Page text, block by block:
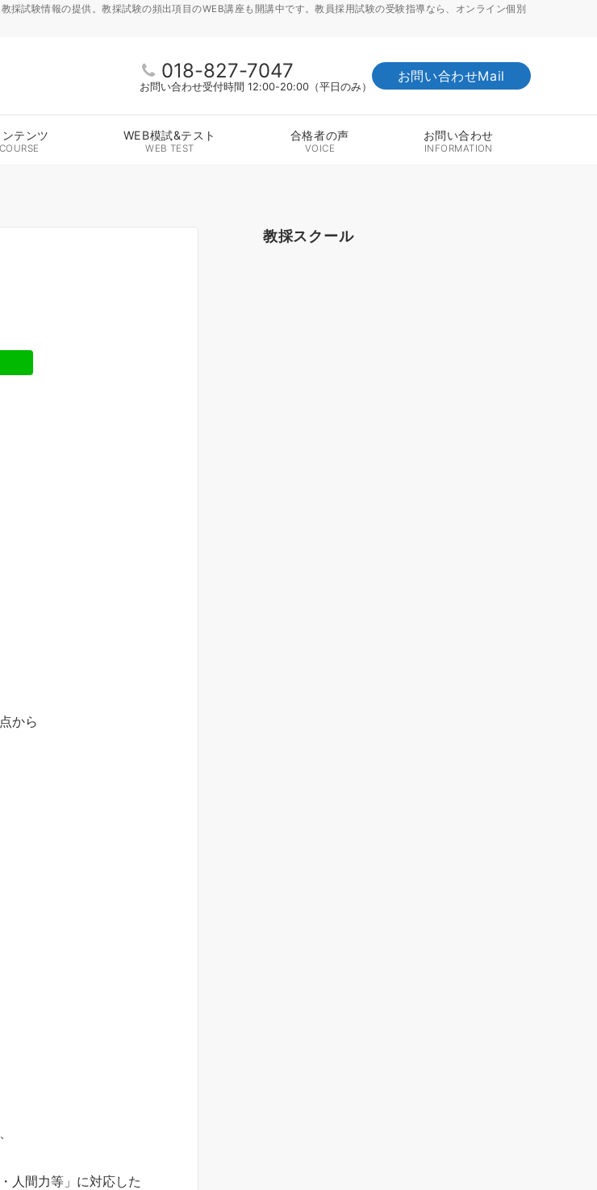
試験情報の提供。教採試験の頻出項目のWEB講座も開講中です。教員採用試験の受験指導なら、オンライン個別
018-827-7047
お問い合わせ受付時間 12:00-20:00（平日のみ）
お問い合わせMail
テンツ WEB模試&テスト
WEB TEST
合格者の声
VOICE
お問い合わせ
INFORMATION
から
人間力等」に対応した
教採スクール